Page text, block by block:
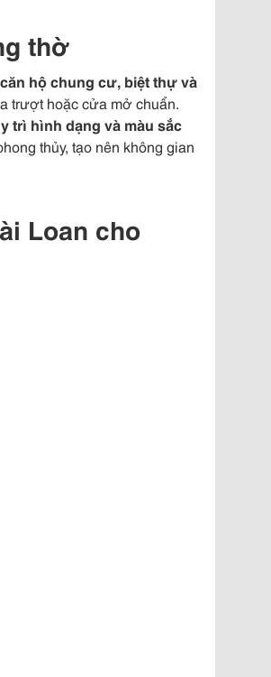
thờ
hộ chung cư, biệt thự và
trượt hoặc cửa mở chuẩn.
trì hình dạng và màu sắc
thủy, tạo nên không gian
Loan cho